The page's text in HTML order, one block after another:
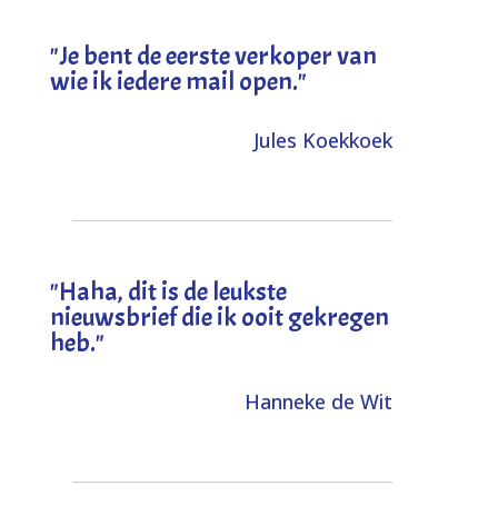
"Je bent de eerste verkoper van
wie ik iedere mail open."
Jules Koekkoek
"Haha, dit is de leukste
nieuwsbrief die ik ooit gekregen
heb."
Hanneke de Wit